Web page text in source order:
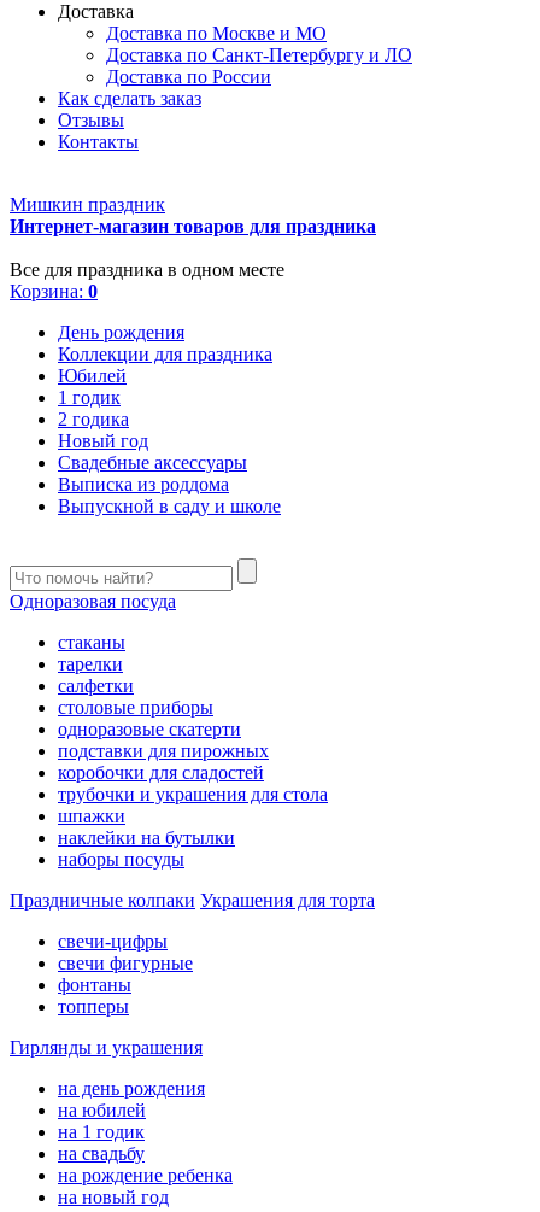
Доставка
Доставка по Москве и МО
Доставка по Санкт-Петербургу и ЛО
Доставка по России
Как сделать заказ
Отзывы
Контакты
Мишкин праздник
Интернет-магазин товаров для праздника
Все для праздника в одном месте
Корзина: 0
День рождения
Коллекции для праздника
Юбилей
1 годик
2 годика
Новый год
Свадебные аксессуары
Выписка из роддома
Выпускной в саду и школе
Одноразовая посуда
стаканы
тарелки
салфетки
столовые приборы
одноразовые скатерти
подставки для пирожных
коробочки для сладостей
трубочки и украшения для стола
шпажки
наклейки на бутылки
наборы посуды
Праздничные колпаки Украшения для торта
свечи-цифры
свечи фигурные
фонтаны
топперы
Гирлянды и украшения
на день рождения
на юбилей
на 1 годик
на свадьбу
на рождение ребенка
на новый год